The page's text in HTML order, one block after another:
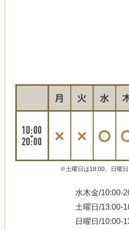
※土曜日は18:00、日曜
水木金/10:00-
土曜日/13:00-
日曜日/10:00-